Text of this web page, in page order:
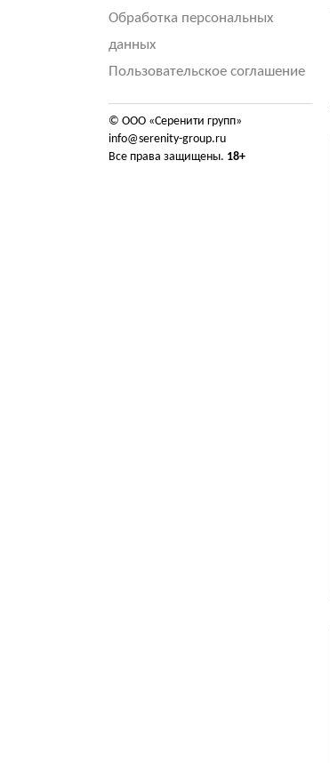
Обработка персональных
данных
Пользовательское соглашение
© ООО «Серенити групп»
info@serenity-group.ru
Все права защищены. 18+